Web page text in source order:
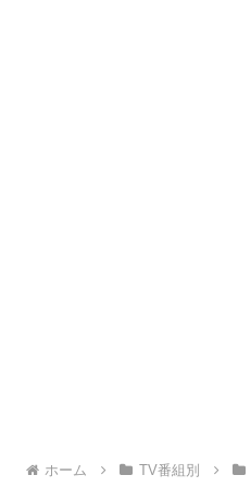
ホーム TV番組別